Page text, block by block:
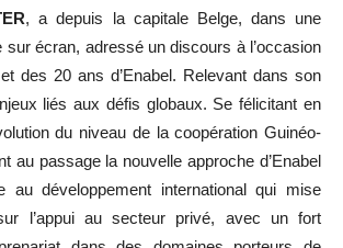
, a depuis la capitale Belge, dans une
sur écran, adressé un discours à l’occasion
des 20 ans d’Enabel. Relevant dans son
liés aux défis globaux. Se félicitant en
du niveau de la coopération Guinéo-
au passage la nouvelle approche d’Enabel
au développement international qui mise
l’appui au secteur privé, avec un fort